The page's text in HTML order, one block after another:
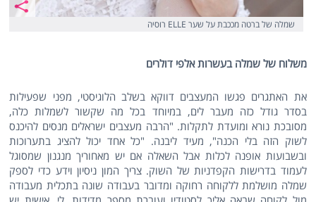
שמלה של ברטה מככבת על שער ELLE רוסיה
משלוח של שמלה בעשרות אלפי דולרים
את האתגרים פגשו המעצבים דווקא בשלב הלוגיסטי, מפני שפעילות
בסדר גודל כזה מעבר לים, במיוחד בכל מה שקשור לשמלות כלה,
מסובכת נורא ומועדת לתקלות. "הרבה מעצבים ישראלים מנסים להיכנס
לשוק הזה בלי הכנה", מעיד ליבנה. "כל אחד יכול להציג בתערוכות
ובשבועות אופנה לכלות אבל השאלה אם יש מאחוריך מנגנון שמסוגל
לעמוד בדרישות הקפדניות של השוק. צריך המון ניסיון וידע כדי לספק
שמלה מושלמת ללקוחה רחוקה ומדובר בעבודה שונה בתכלית מעבודה